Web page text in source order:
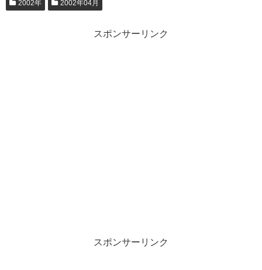
2002年 2002年04月
スポンサーリンク
スポンサーリンク